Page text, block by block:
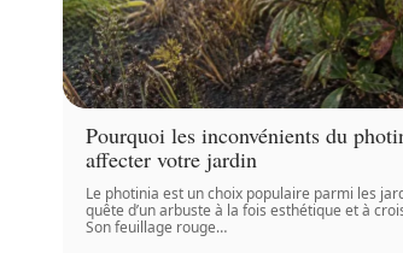
Pourquoi les inconvénients du
affecter votre jardin
Le photinia est un choix populaire parmi les
quête d’un arbuste à la fois esthétique et à
Son feuillage rouge…